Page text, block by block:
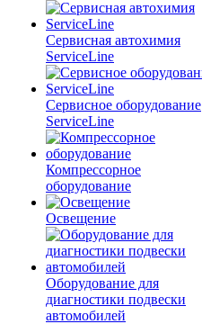
Сервисная автохимия
ServiceLine
Сервисное оборудование
ServiceLine
Компрессорное
оборудование
Освещение
Оборудование для
диагностики подвески
автомобилей